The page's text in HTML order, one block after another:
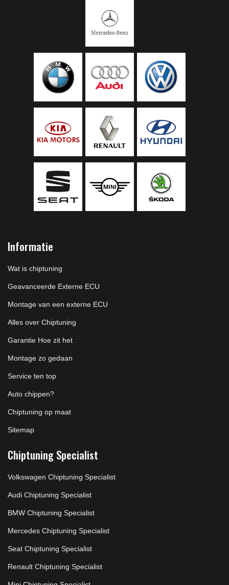
Informatie
Wat is chiptuning
Geavanceerde Externe ECU
Montage van een externe ECU
Alles over Chiptuning
Garantie Hoe zit het
Montage zo gedaan
Service ten top
Auto chippen?
Chiptuning op maat
Sitemap
Chiptuning Specialist
Volkswagen Chiptuning Specialist
Audi Chiptuning Specialist
BMW Chiptuning Specialist
Mercedes Chiptuning Specialist
Seat Chiptuning Specialist
Renault Chiptuning Specialist